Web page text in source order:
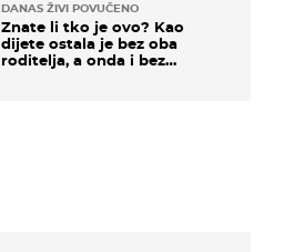
DANAS ŽIVI POVUČENO
Znate li tko je ovo? Kao
dijete ostala je bez oba
roditelja, a onda i bez